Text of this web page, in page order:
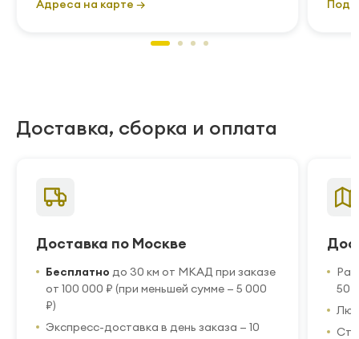
Адреса на карте →
Доставка, сборка и оплата
Доставка по Москве
Бесплатно до 30 км от МКАД при заказе
от 100 000 ₽ (при меньшей сумме — 5 000
₽)
Экспресс-доставка в день заказа — 10
50